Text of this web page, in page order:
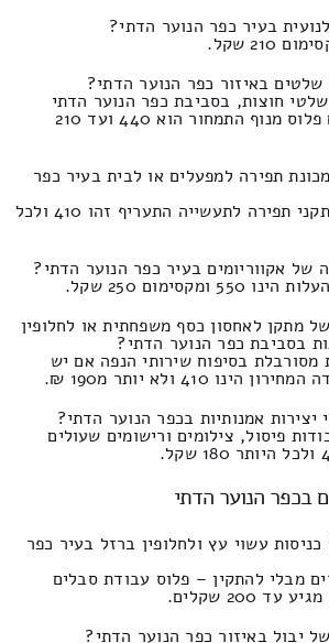
בעיר כפר הנוער הדתי?
באיזור כפר הנוער הדתי?
חוצות, בסביבת כפר הנוער הדתי
כרזות של אורות הינם פלוס מנוף התמחור הוא 440 ועד 210
תפירה למפעלים או לבית בעיר כפר
יתאפשר לכם לקחת מתקני תפירה לתעשייה התעריף זהו 410 ולכל
אקווריומים בעיר כפר הנוער הדתי?
250 שקל.
מתקן לאחסון כסף משפחתית או לחלופין
בסיפוח שירותי הנפה אם יש
410 ולא יותר מ190 ₪.
אמנותיות בכפר הנוער הדתי?
פיסול, צילומים ורישומים שעולים
בכפר הנוער הדתי
עשוי עץ ולחלופין ברזל בעיר כפר
מבלי להתקין – פלוס עבודת סבלים
יבול באיזור כפר הנוער הדתי?